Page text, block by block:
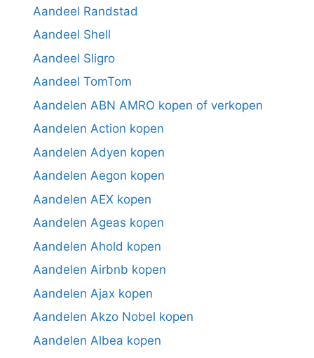
Aandeel Randstad
Aandeel Shell
Aandeel Sligro
Aandeel TomTom
Aandelen ABN AMRO kopen of verkopen
Aandelen Action kopen
Aandelen Adyen kopen
Aandelen Aegon kopen
Aandelen AEX kopen
Aandelen Ageas kopen
Aandelen Ahold kopen
Aandelen Airbnb kopen
Aandelen Ajax kopen
Aandelen Akzo Nobel kopen
Aandelen Albea kopen